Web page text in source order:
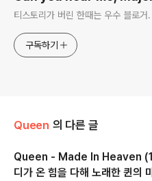
티스토리가 버린 한때는 우수 블로거
구독하기
Queen 의 다른 글
Queen - Made In Heaven
디가 온 힘을 다해 노래한 퀸의